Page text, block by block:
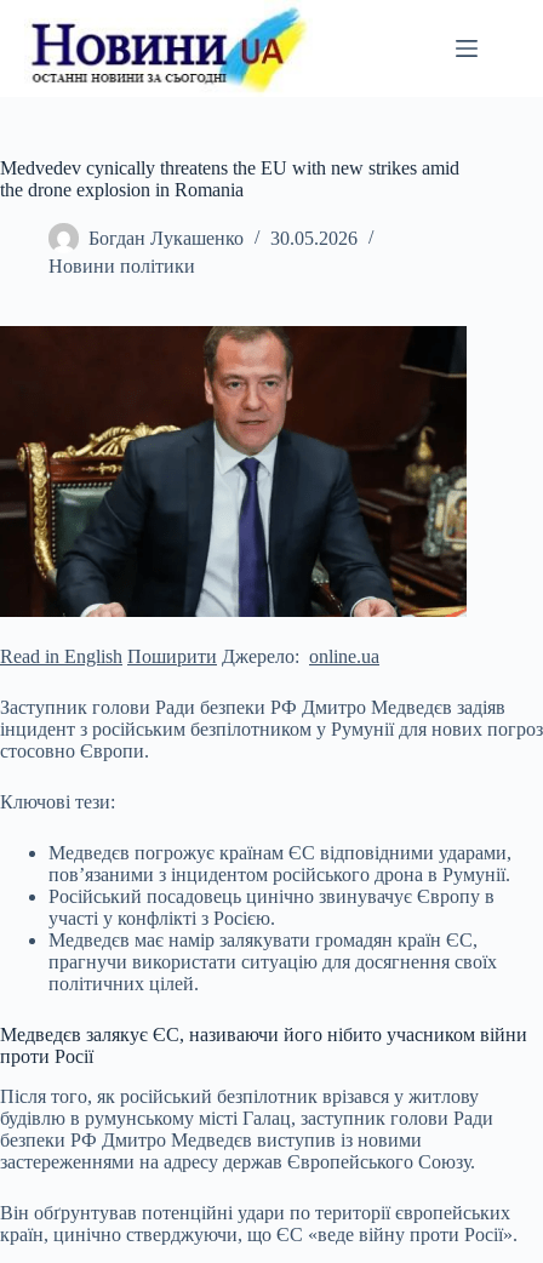
вмісту
Medvedev cynically threatens the EU with new strikes amid
the drone explosion in Romania
Богдан Лукашенко
30.05.2026
Новини політики
Read in English Поширити Джерело: online.ua
Заступник голови Ради безпеки РФ Дмитро Медведєв задіяв
інцидент з російським безпілотником у Румунії для нових погроз
стосовно Європи.
Ключові тези:
Медведєв погрожує країнам ЄС відповідними ударами,
пов’язаними з інцидентом російського дрона в Румунії.
Російський посадовець цинічно звинувачує Європу в
участі у конфлікті з Росією.
Медведєв має намір залякувати громадян країн ЄС,
прагнучи використати ситуацію для досягнення своїх
політичних цілей.
Медведєв залякує ЄС, називаючи його нібито учасником війни
проти Росії
Після того, як російський безпілотник врізався у житлову
будівлю в румунському місті Галац, заступник голови Ради
безпеки РФ Дмитро Медведєв виступив із новими
застереженнями на адресу держав Європейського Союзу.
Він обґрунтував потенційні удари по території європейських
країн, цинічно стверджуючи, що ЄС «веде війну проти Росії».